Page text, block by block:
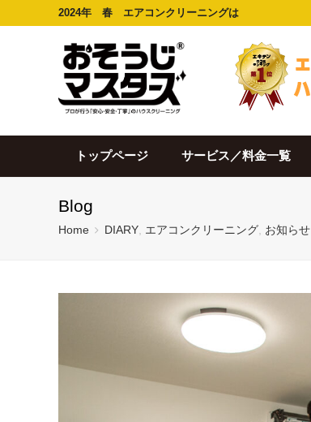
2024年 春 エアコンクリーニングは
トップページ サービス／料金一覧
Blog
Home DIARY エアコンクリーニング お知らせ